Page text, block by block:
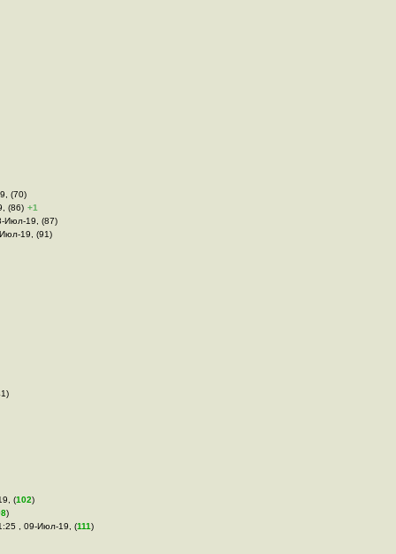
(70)
(86) +1
Июл-19, (87)
19, (91)
(102)
)
, 09-Июл-19, (111)